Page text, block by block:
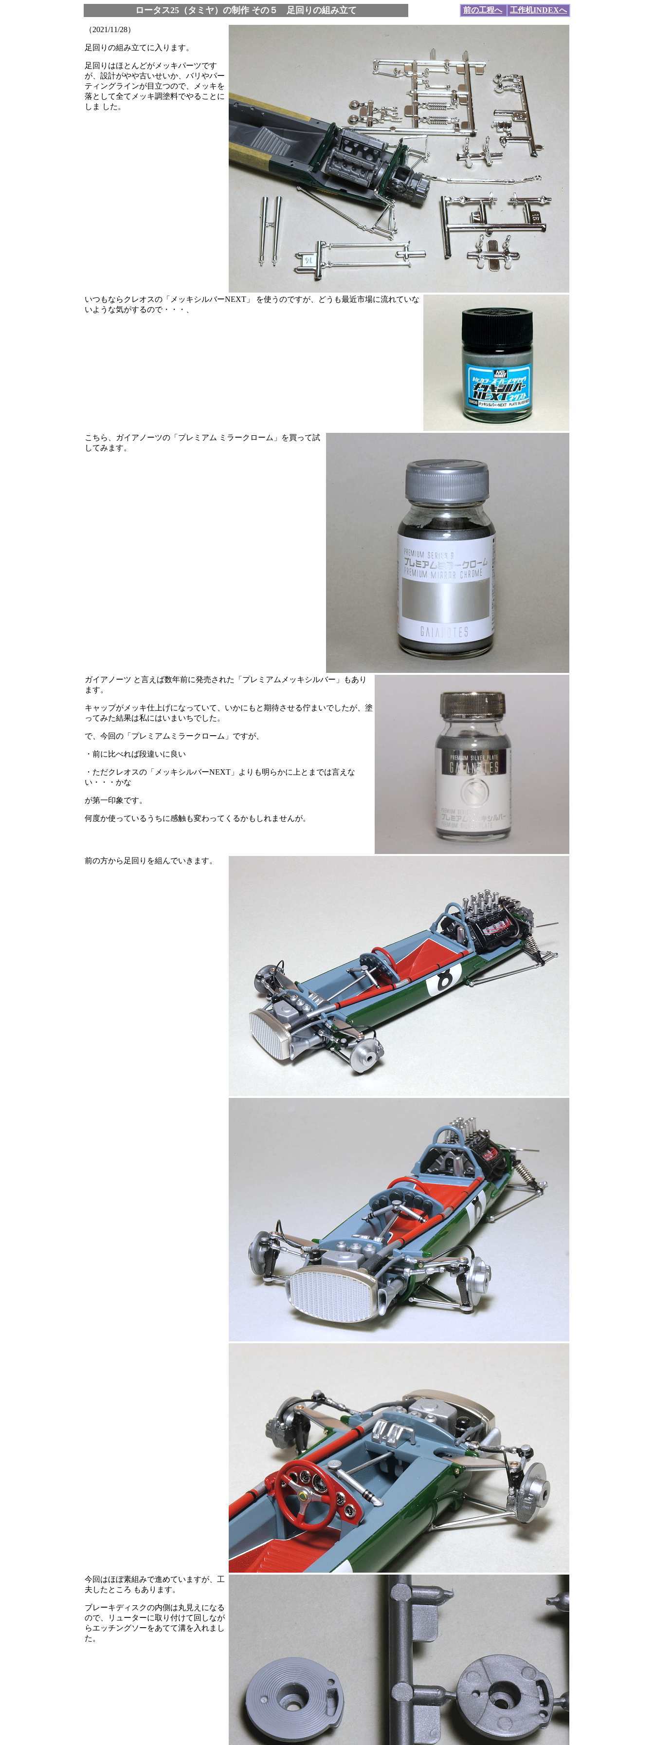
ロータス25（タミヤ）の制作 その５ 足回りの組み立て 前の工程へ 工作机INDEXへ
（2021/11/28）
足回りの組み立てに入ります。
足回りはほとんどがメッキパーツです
が、設計がやや古いせいか、バリやパー
ティングラインが目立つので、メッキを
落として全てメッキ調塗料でやることに
しま した。
いつもならクレオスの「メッキシルバーNEXT」 を使うのですが、どうも最近市場に流れていな
いような気がするので・・・、
こちら、ガイアノーツの「プレミアム ミラークローム」を買って試
してみます。
ガイアノーツ と言えば数年前に発売された「プレミアムメッキシルバー」もあり
ます。
キャップがメッキ仕上げになっていて、いかにもと期待させる佇まいでしたが、塗
ってみた結果は私にはいまいちでした。
で、今回の「プレミアムミラークローム」ですが、
・前に比べれば段違いに良い
・ただクレオスの「メッキシルバーNEXT」よりも明らかに上とまでは言えな
い・・・かな
が第一印象です。
何度か使っているうちに感触も変わってくるかもしれませんが。
前の方から足回りを組んでいきます。
今回はほぼ素組みで進めていますが、工
夫したところ もあります。
ブレーキディスクの内側は丸見えになる
ので、リューターに取り付けて回しなが
らエッチングソーをあてて溝を入れまし
た。